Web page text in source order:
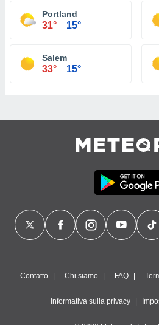
Portland
31° 15°
Salem
33° 15°
Contatto Chi siamo FAQ
Informativa sulla privacy